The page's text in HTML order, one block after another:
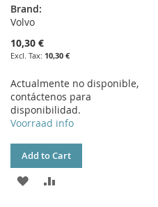
Brand:
Volvo
10,30 €
10,30 €
Actualmente no disponible,
contáctenos para
disponibilidad.
Voorraad info
Add to Cart
ADD